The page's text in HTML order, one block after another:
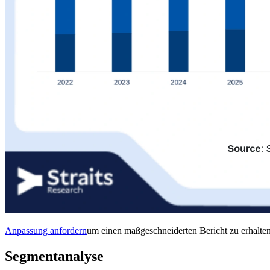
Anpassung anfordernum einen maßgeschneiderten Bericht zu
Segmentanalyse